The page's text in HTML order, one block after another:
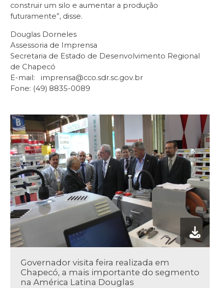
construir um silo e aumentar a produção
futuramente”, disse.
Douglas Dorneles
Assessoria de Imprensa
Secretaria de Estado de Desenvolvimento Regional
de Chapecó
E-mail: imprensa@cco.sdr.sc.gov.br
Fone: (49) 8835-0089
Governador visita feira realizada em
Chapecó, a mais importante do segmento
na América Latina Douglas